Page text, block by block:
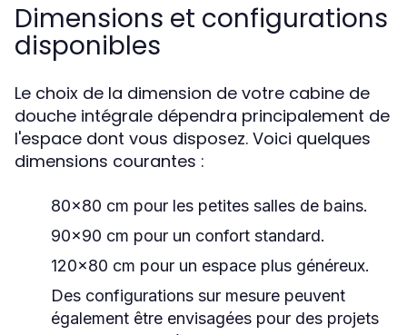
Dimensions et configurations
disponibles
Le choix de la dimension de votre cabine de
douche intégrale dépendra principalement de
l'espace dont vous disposez. Voici quelques
dimensions courantes :
80x80 cm pour les petites salles de bains.
90x90 cm pour un confort standard.
120x80 cm pour un espace plus généreux.
Des configurations sur mesure peuvent
également être envisagées pour des projets